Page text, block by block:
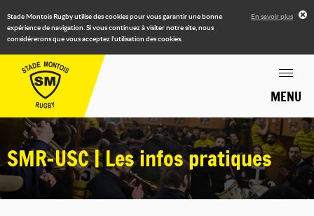
Stade Montois Rugby utilise des cookies pour vous garantir une bonne
expérience de navigation. Si vous continuez à visiter notre site, nous
considérerons que vous acceptez l'utilisation des cookies.
En savoir plus
MENU
SMR-USC | Les infos pratiques